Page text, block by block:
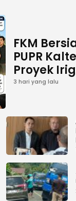
FKM
PUPR
Proyek
Tuntas
3 hari yang lalu